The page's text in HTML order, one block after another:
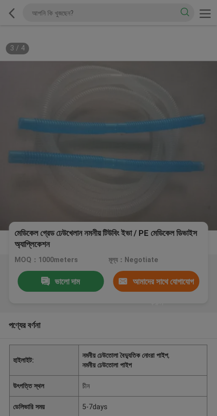
3 / 4
মেডিকেল গ্রেড ঢেউখেলান নমনীয় টিউবিং ইভা / PE মেডিকেল ডিভাইস
অ্যাপ্লিকেশন
MOQ：1000meters মূল্য：Negotiate
ভালো দাম আমাদের সাথে যোগাযোগ
পণ্যের বর্ণনা
হাইলাইট:
নমনীয় ঢেউতোলা বৈদ্যুতিক নোংরা পাইপ,
নমনীয় ঢেউতোলা পাইপ
উৎপত্তি স্থল চীন
ডেলিভারি সময় 5-7days